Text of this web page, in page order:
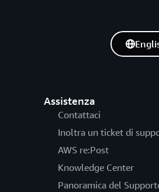
Assistenza
Contattaci
Inoltra un ticket di
AWS re:Post
Knowledge Center
Panoramica del